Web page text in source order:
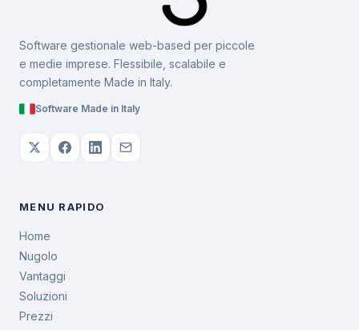
Software gestionale web-based per piccole
e medie imprese. Flessibile, scalabile e
completamente Made in Italy.
Software Made in Italy
MENU RAPIDO
Home
Nugolo
Vantaggi
Soluzioni
Prezzi